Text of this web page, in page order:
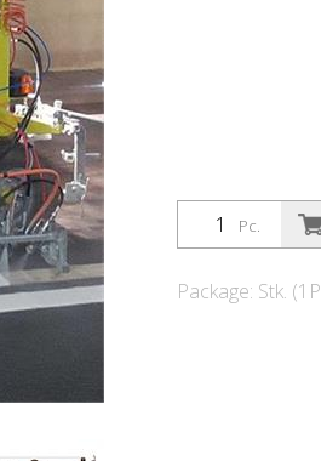
Pc.
Package: Stk.